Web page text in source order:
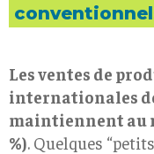
Les ventes de
internationales
maintiennent au
%). Quelques